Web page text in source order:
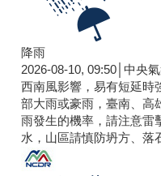
降雨
2026-08-10, 09:50│中央
西南風影響，易有短延時
部大雨或豪雨，臺南、高
雨發生的機率，請注意雷
水，山區請慎防坍方、落